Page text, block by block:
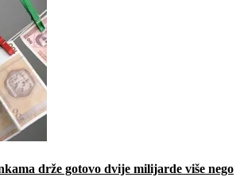
drže gotovo dvije milijarde više nego